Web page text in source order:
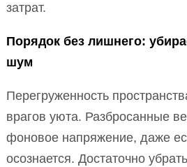
затрат.
Порядок без лишнего:
шум
Перегруженность
врагов уюта. Разбросанные
фоновое напряжение, даже
осознается. Достаточно